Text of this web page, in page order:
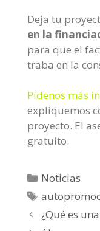
Deja tu
en la
para que el
traba en la
Pídenos más
expliquemos
proyecto. El
gratuito.
C
a
e
Noticias
E
t
N
¿Qué es